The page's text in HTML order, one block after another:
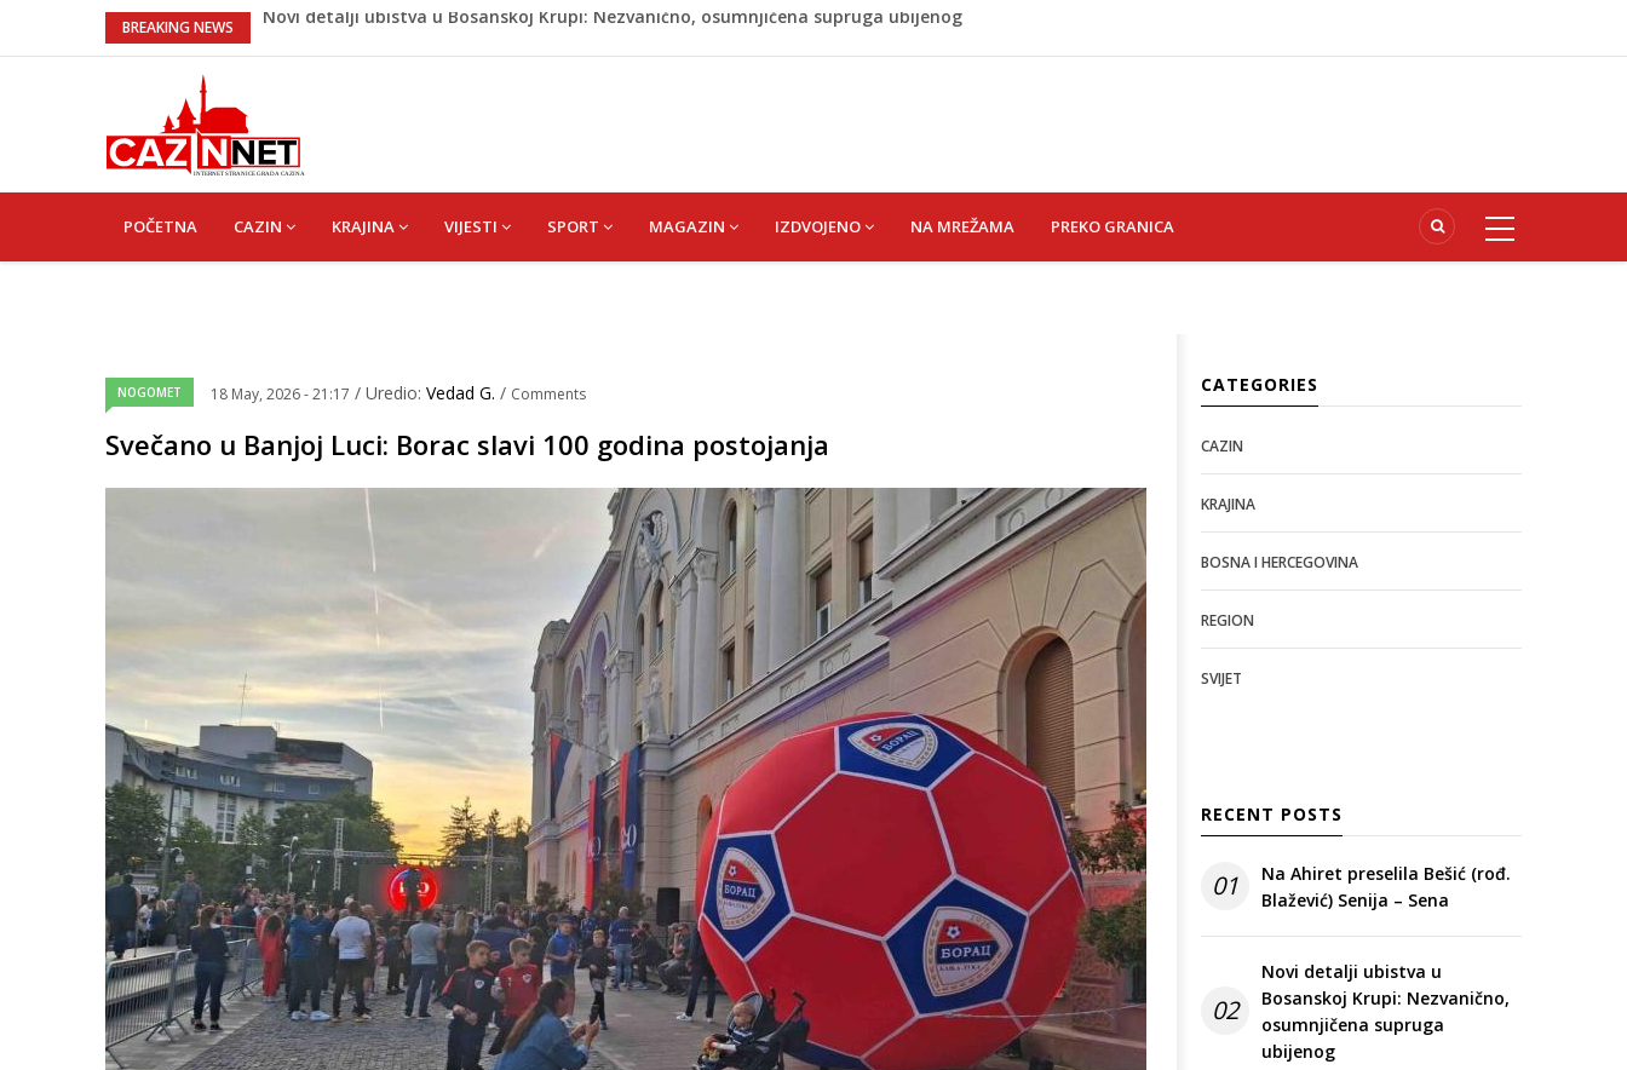
BREAKING NEWS
Na Ahiret preselila Bešić (rođ. Blažević) Senija – Sena
Na Ahiret preselio ŠUPUK (Refik) ŠEFIK
Majka Izeta Nanića progovorila nakon obilježavanja godišnjice: "Doživjela sam poniženje
na mjestu gdje se odaje počast mom sinu"
Novi detalji ubistva u Bosanskoj Krupi: Nezvanično, osumnjičena supruga ubijenog
NAVIGATION
POČETNA CAZIN KRAJINA VIJESTI SPORT MAGAZIN IZDVOJENO NA MREŽAMA PREKO GRANICA
NOGOMET 18 May, 2026 - 21:17 / Uredio: Vedad G. / Comments
Svečano u Banjoj Luci: Borac slavi 100 godina postojanja
CATEGORIES
CAZIN
KRAJINA
BOSNA I HERCEGOVINA
REGION
SVIJET
RECENT POSTS
01
Na Ahiret preselila Bešić (rođ.
Blažević) Senija – Sena
02
Novi detalji ubistva u
Bosanskoj Krupi: Nezvanično,
osumnjičena supruga
ubijenog